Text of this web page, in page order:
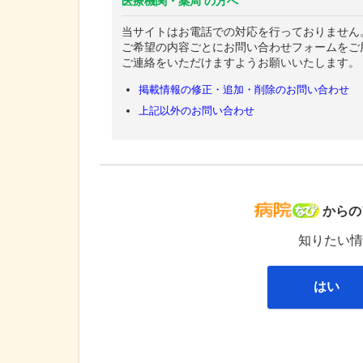
当サイトはお電話での対応を行っておりません
ご希望の内容ごとにお問い合わせフォームを
ご連絡をいただけますようお願いいたします。
掲載情報の修正・追加・削除のお問い合わせ
上記以外のお問い合わせ
病院な
から
知りたい
はい